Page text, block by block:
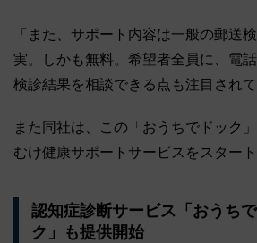
「また、サポート内容は一般の郵送
実。しかも無料。希望者全員に、電
検診結果を相談できる点も注目され
また同社は、この「おうちでドック
むけ健康サポートサービスをスタート
認知症診断サービス「おうち
ク」も提供開始